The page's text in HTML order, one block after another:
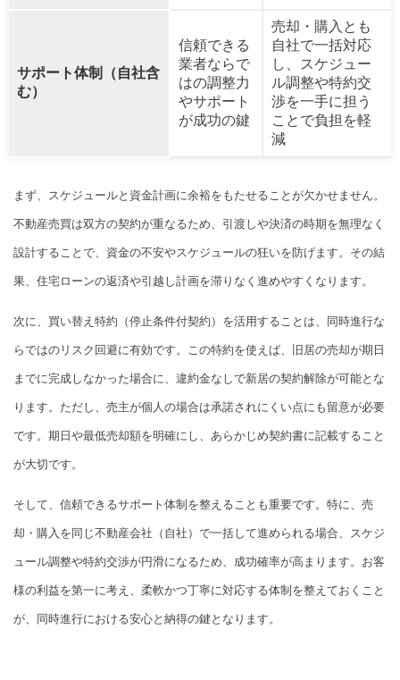
サポート体制（自社含
む）
信頼できる
業者ならで
はの調整力
やサポート
が成功の鍵
売却・購入とも
自社で一括対応
し、スケジュー
ル調整や特約交
渉を一手に担う
ことで負担を軽
減
まず、スケジュールと資金計画に余裕をもたせることが欠かせません。
不動産売買は双方の契約が重なるため、引渡しや決済の時期を無理なく
設計することで、資金の不安やスケジュールの狂いを防げます。その結
果、住宅ローンの返済や引越し計画を滞りなく進めやすくなります。
次に、買い替え特約（停止条件付契約）を活用することは、同時進行な
らではのリスク回避に有効です。この特約を使えば、旧居の売却が期日
までに完成しなかった場合に、違約金なしで新居の契約解除が可能とな
ります。ただし、売主が個人の場合は承諾されにくい点にも留意が必要
です。期日や最低売却額を明確にし、あらかじめ契約書に記載すること
が大切です。
そして、信頼できるサポート体制を整えることも重要です。特に、売
却・購入を同じ不動産会社（自社）で一括して進められる場合、スケジ
ュール調整や特約交渉が円滑になるため、成功確率が高まります。お客
様の利益を第一に考え、柔軟かつ丁寧に対応する体制を整えておくこと
が、同時進行における安心と納得の鍵となります。